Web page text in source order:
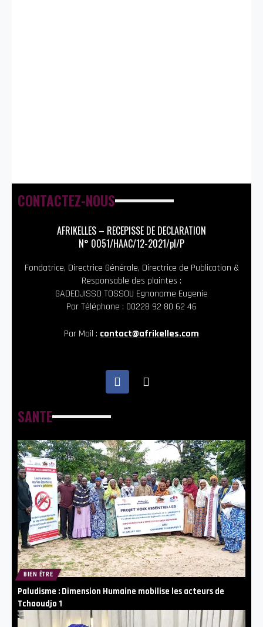
CONTACTEZ-NOUS
AFRIKELLES – RECEPISSE DE DECLARATION
N° 0051/HAAC/12-2021/pl/P
Fondatrice, Directrice Générale, Directrice de Publication &
Responsable des plaintes :
GADEDJISSO TOSSOU Egnoname Eugenie
Par Téléphone : 00228 92 80 62 46
Par Mail : contact@afrikelles.com
SANTE
BIEN ÊTRE
Paludisme : Dimension Humaine mobilise les acteurs de
Tchaoudjo 1